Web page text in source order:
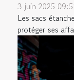
3 juin 2025
Les sacs
protéger ses